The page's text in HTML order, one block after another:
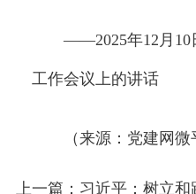
——2025年12月10
工作会议上的讲话
（来源：党建网微
上一篇：习近平：树立